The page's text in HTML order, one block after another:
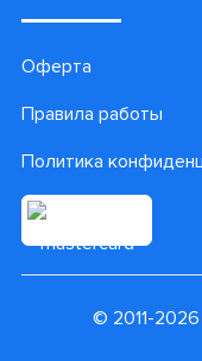
Оферта
Правила работы
Политика
© 2011-2026